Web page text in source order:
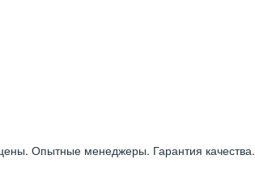
Опытные менеджеры. Гарантия качества.